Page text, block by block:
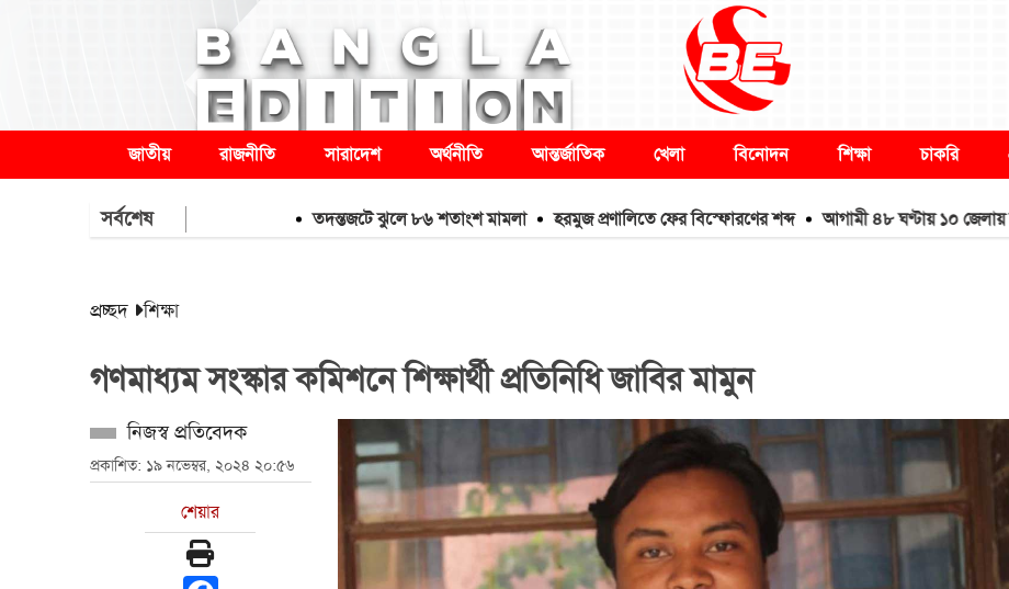
জাতীয় রাজনীতি সারাদেশ অর্থনীতি আন্তর্জাতিক খেলা বিনোদন শিক্ষা চাকরি
সর্বশেষ তদন্তজটে ঝুলে ৮৬ শতাংশ মামলা হরমুজ প্রণালিতে ফের বিস্ফোরণের শব্দ আগামী ৪৮ ঘণ্টায় ১০ জেলায় বন্যার
প্রচ্ছদ শিক্ষা
গণমাধ্যম সংস্কার কমিশনে শিক্ষার্থী প্রতিনিধি জাবির মামুন
নিজস্ব প্রতিবেদক
প্রকাশিত: ১৯ নভেম্বর, ২০২৪ ২০:৫৬
শেয়ার
Facebook